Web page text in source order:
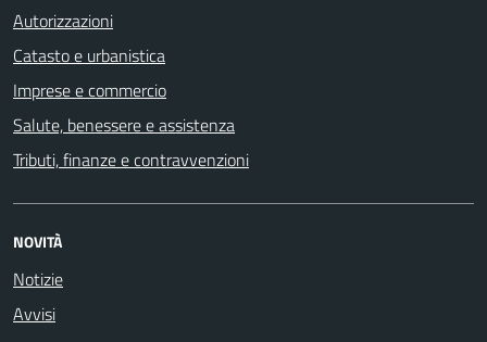
Autorizzazioni
Catasto e urbanistica
Imprese e commercio
Salute, benessere e assistenza
Tributi, finanze e contravvenzioni
NOVITÀ
Notizie
Avvisi